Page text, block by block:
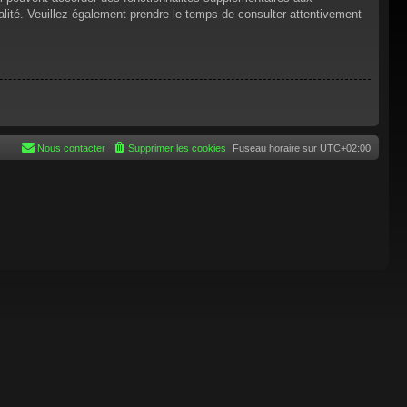
Veuillez également prendre le temps de consulter attentivement
Fuseau horaire sur UTC+02:00
Supprimer les cookies
Nous contacter